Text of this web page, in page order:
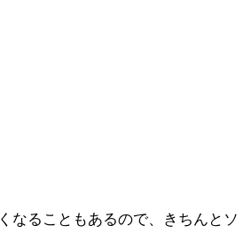
なることもあるので、きちんとソ